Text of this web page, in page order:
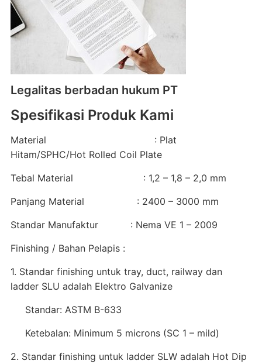
Legalitas berbadan hukum PT
Spesifikasi Produk Kami
Material : Plat
Hitam/SPHC/Hot Rolled Coil Plate
Tebal Material : 1,2 – 1,8 – 2,0 mm
Panjang Material : 2400 – 3000 mm
Standar Manufaktur : Nema VE 1 – 2009
Finishing / Bahan Pelapis :
1. Standar finishing untuk tray, duct, railway dan
ladder SLU adalah Elektro Galvanize
Standar: ASTM B-633
Ketebalan: Minimum 5 microns (SC 1 – mild)
2. Standar finishing untuk ladder SLW adalah Hot Dip